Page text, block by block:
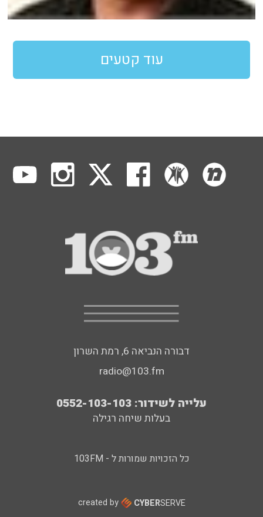
עוד קטעים
דבורה הנביאה 6, רמת השרון
radio@103.fm
עלייה לשידור: 0552-103-103
בעלות שיחה רגילה
כל הזכויות שמורות ל - 103FM
created by CYBERSERVE